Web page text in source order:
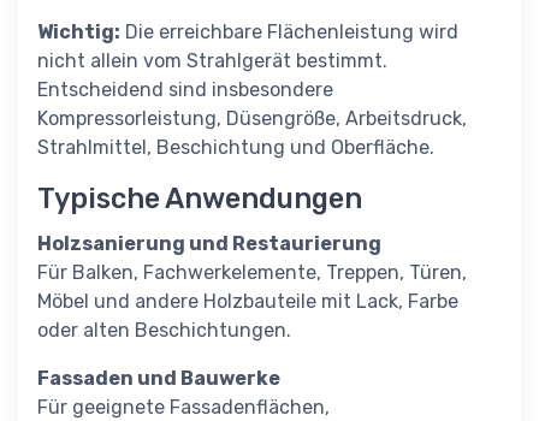
Wichtig: Die erreichbare Flächenleistung wird
nicht allein vom Strahlgerät bestimmt.
Entscheidend sind insbesondere
Kompressorleistung, Düsengröße, Arbeitsdruck,
Strahlmittel, Beschichtung und Oberfläche.
Typische Anwendungen
Holzsanierung und Restaurierung
Für Balken, Fachwerkelemente, Treppen, Türen,
Möbel und andere Holzbauteile mit Lack, Farbe
oder alten Beschichtungen.
Fassaden und Bauwerke
Für geeignete Fassadenflächen,